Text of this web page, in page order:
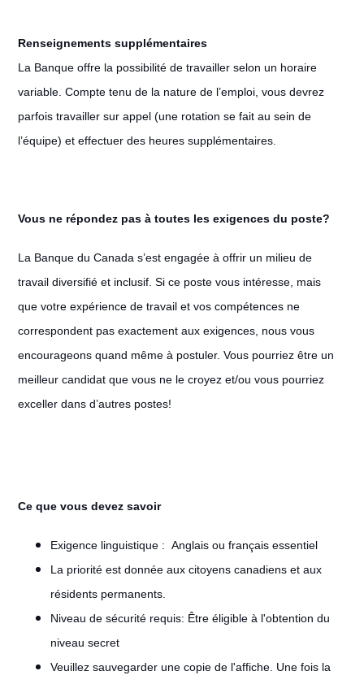
Renseignements supplémentaires
La Banque offre la possibilité de travailler selon un horaire
variable. Compte tenu de la nature de l’emploi, vous devrez
parfois travailler sur appel (une rotation se fait au sein de
l’équipe) et effectuer des heures supplémentaires.
Vous ne répondez pas à toutes les exigences du poste?
La Banque du Canada s’est engagée à offrir un milieu de
travail diversifié et inclusif. Si ce poste vous intéresse, mais
que votre expérience de travail et vos compétences ne
correspondent pas exactement aux exigences, nous vous
encourageons quand même à postuler. Vous pourriez être un
meilleur candidat que vous ne le croyez et/ou vous pourriez
exceller dans d’autres postes!
Ce que vous devez savoir
Exigence linguistique : Anglais ou français essentiel
La priorité est donnée aux citoyens canadiens et aux
résidents permanents.
Niveau de sécurité requis: Être éligible à l'obtention du
niveau secret
Veuillez sauvegarder une copie de l'affiche. Une fois la